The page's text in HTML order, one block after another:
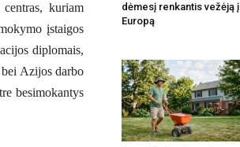
kuriam
įstaigos
diplomais,
Azijos darbo
besimokantys
dėmesį renkantis vežėją į
Europą